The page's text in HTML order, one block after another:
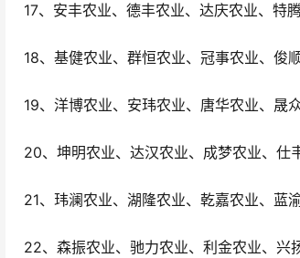
17、安丰农业、德丰农业、达庆农业、特
18、基健农业、群恒农业、冠事农业、俊
19、洋博农业、安玮农业、唐华农业、晟
20、坤明农业、达汉农业、成梦农业、仕
21、玮澜农业、湖隆农业、乾嘉农业、蓝
22、森振农业、驰力农业、利金农业、兴